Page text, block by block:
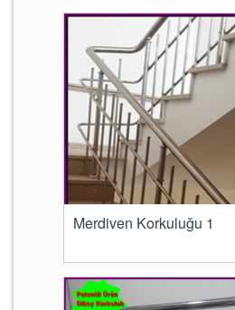
Merdiven Korkuluğu 1